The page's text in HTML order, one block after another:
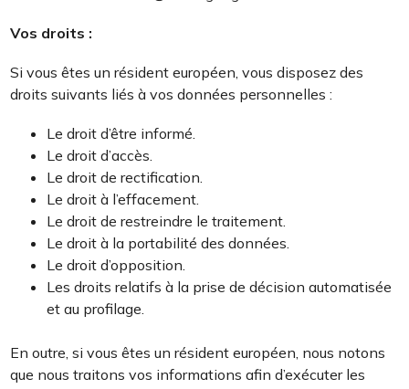
Vos droits :
Si vous êtes un résident européen, vous disposez des
droits suivants liés à vos données personnelles :
Le droit d’être informé.
Le droit d’accès.
Le droit de rectification.
Le droit à l’effacement.
Le droit de restreindre le traitement.
Le droit à la portabilité des données.
Le droit d’opposition.
Les droits relatifs à la prise de décision automatisée
et au profilage.
En outre, si vous êtes un résident européen, nous notons
que nous traitons vos informations afin d’exécuter les